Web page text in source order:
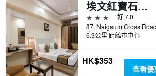
埃文紅寶石酒店 - 孟買
3星級
好 7.0
6.9公里 距離市中心
HK$353
查看優